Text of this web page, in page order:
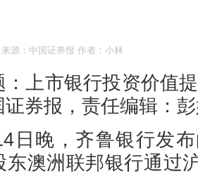
来源：中国证券报 作者：小林
市银行投资价值提
券报，责任编辑：
晚，齐鲁银行发布
东澳洲联邦银行通过